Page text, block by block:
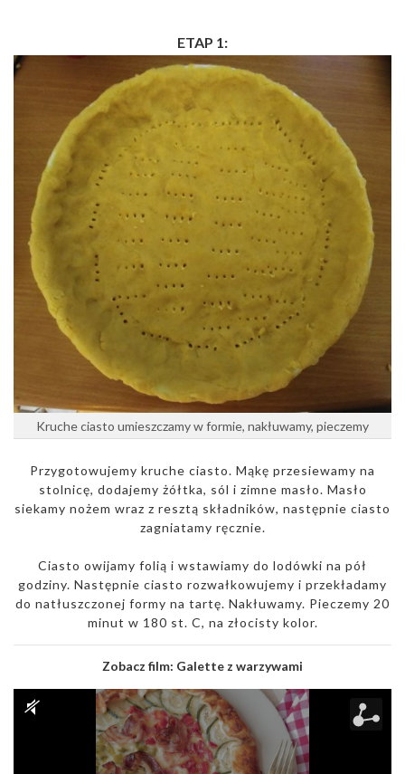
ETAP 1:
Kruche ciasto umieszczamy w formie, nakłuwamy, pieczemy
Przygotowujemy kruche ciasto. Mąkę przesiewamy na
stolnicę, dodajemy żółtka, sól i zimne masło. Masło
siekamy nożem wraz z resztą składników, następnie ciasto
zagniatamy ręcznie.
Ciasto owijamy folią i wstawiamy do lodówki na pół
godziny. Następnie ciasto rozwałkowujemy i przekładamy
do natłuszczonej formy na tartę. Nakłuwamy. Pieczemy 20
minut w 180 st. C, na złocisty kolor.
Zobacz film: Galette z warzywami